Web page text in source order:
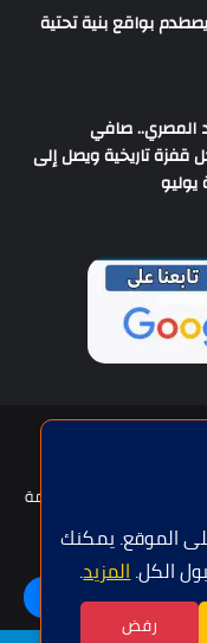
الموقع. يمكنك
الكل.المزيد.
رفض
بواقع بنية تحتية
المصري.. صافي
قفزة تاريخية ويصل إلى
للصحافة العربية
الخصوصية
شروط الخدمة
واتساب
اللغة | Langue